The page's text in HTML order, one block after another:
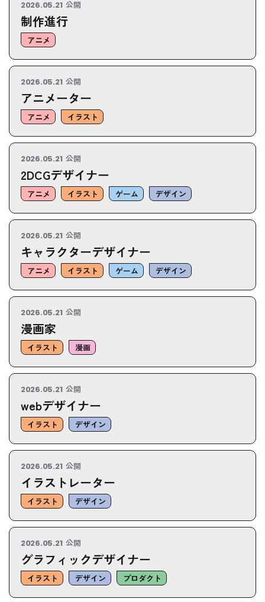
2026.05.21 公開
制作進行
アニメ
2026.05.21 公開
アニメーター
アニメ イラスト
2026.05.21 公開
2DCGデザイナー
アニメ イラスト ゲーム デザイン
2026.05.21 公開
キャラクターデザイナー
アニメ イラスト ゲーム デザイン
2026.05.21 公開
漫画家
イラスト 漫画
2026.05.21 公開
webデザイナー
イラスト デザイン
2026.05.21 公開
イラストレーター
イラスト デザイン
2026.05.21 公開
グラフィックデザイナー
イラスト デザイン プロダクト